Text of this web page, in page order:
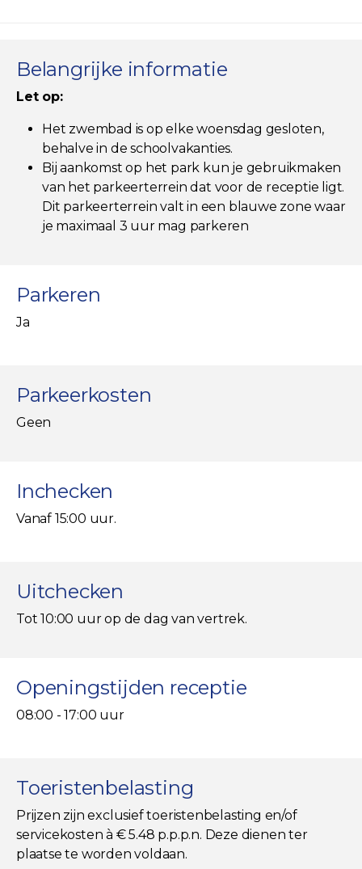
Belangrijke informatie
Let op:
Het zwembad is op elke woensdag gesloten,
behalve in de schoolvakanties.
Bij aankomst op het park kun je gebruikmaken
van het parkeerterrein dat voor de receptie ligt.
Dit parkeerterrein valt in een blauwe zone waar
je maximaal 3 uur mag parkeren
Parkeren
Ja
Parkeerkosten
Geen
Inchecken
Vanaf 15:00 uur.
Uitchecken
Tot 10:00 uur op de dag van vertrek.
Openingstijden receptie
08:00 - 17:00 uur
Toeristenbelasting
Prijzen zijn exclusief toeristenbelasting en/of
servicekosten à € 5.48 p.p.p.n. Deze dienen ter
plaatse te worden voldaan.